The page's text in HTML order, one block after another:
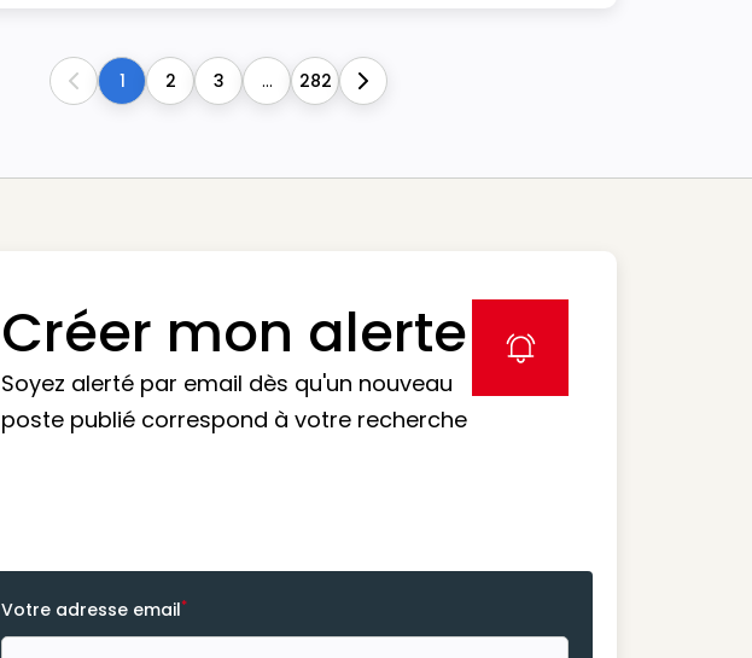
Previous
1 2 3 ... 282 Next
Créer mon alerte
Soyez alerté par email dès qu'un nouveau
poste publié correspond à votre recherche
label icon
Votre adresse email*